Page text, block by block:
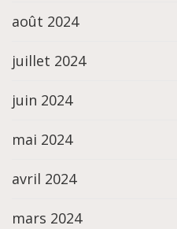
août 2024
juillet 2024
juin 2024
mai 2024
avril 2024
mars 2024